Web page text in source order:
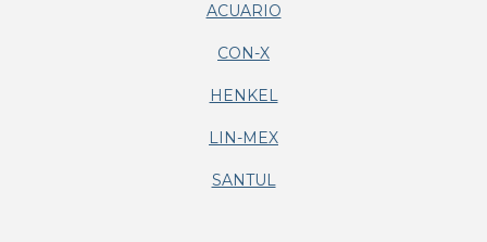
ACUARIO
CON-X
HENKEL
LIN-MEX
SANTUL